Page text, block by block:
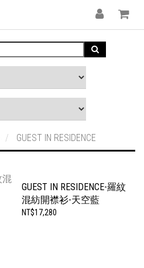
GUEST IN RESIDENCE
GUEST IN RESIDENCE-羅紋
混紡開襟衫-天空藍
NT$17,280